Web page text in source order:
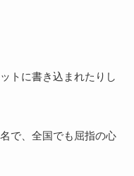
トに書き込まれたりし
で、全国でも屈指の心